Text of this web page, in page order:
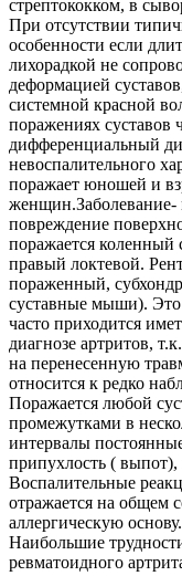
стрептококком, в
При отсутствии
особенности если
лихорадкой не
деформацией
системной красной
поражениях суставов
дифференциальный
невоспалительного
поражает юношей и
женщин.Заболевание-
повреждение
поражается коленный
правый локтевой.
пораженный,
суставные мыши). Это
часто приходится
диагнозе артритов,
на перенесенную
относится к редко
Поражается любой
промежутками в
интервалы
припухлость ( выпот),
Воспалительные
отражается на общем
аллергическую
Наибольшие
ревматоидного